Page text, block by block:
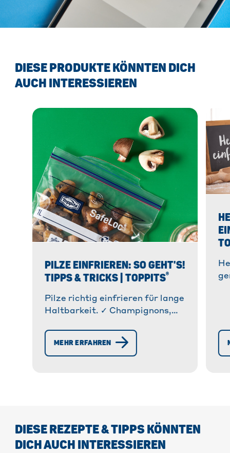
DIESE PRODUKTE KÖNNTEN DICH
AUCH INTERESSIEREN
PILZE EINFRIEREN: SO GEHT'S!
TIPPS & TRICKS | TOPPITS®
Pilze richtig einfrieren für lange
Haltbarkeit. ✓ Champignons,
auftauen. ✓ Schritt-für-
Schritt-Anleitung & Tipps. »
MEHR ERFAHREN
DIESE REZEPTE & TIPPS KÖNNTEN
DICH AUCH INTERESSIEREN